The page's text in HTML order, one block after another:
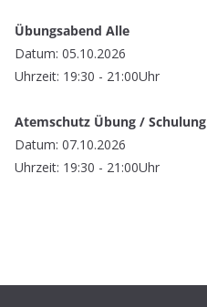
Übungsabend Alle
Datum: 05.10.2026
Uhrzeit: 19:30 - 21:00Uhr
Atemschutz Übung / Schulung
Datum: 07.10.2026
Uhrzeit: 19:30 - 21:00Uhr